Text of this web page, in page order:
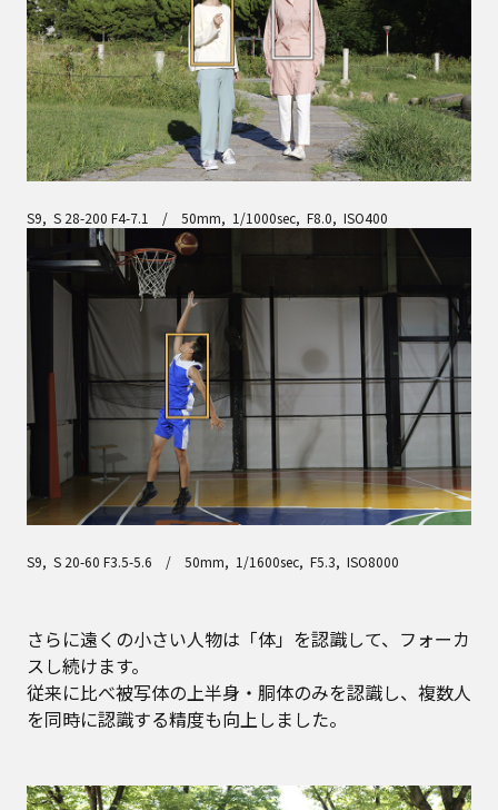
S9, S 28-200 F4-7.1 / 50mm, 1/1000sec, F8.0, ISO400
S9, S 20-60 F3.5-5.6 / 50mm, 1/1600sec, F5.3, ISO8000
さらに遠くの小さい人物は「体」を認識して、フォーカ
スし続けます。
従来に比べ被写体の上半身・胴体のみを認識し、複数人
を同時に認識する精度も向上しました。